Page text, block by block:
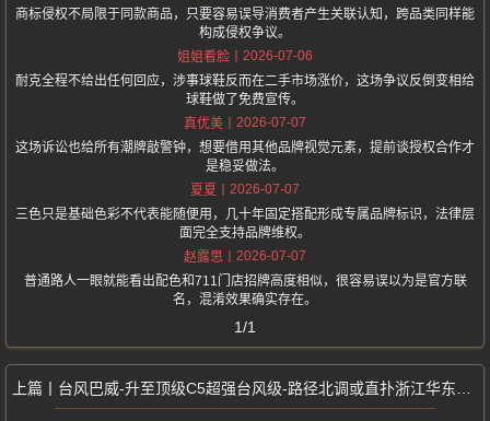
商标侵权不局限于同款商品，只要容易误导消费者产生关联认知，跨品类同样能
构成侵权争议。
姐姐看脸
2026-07-06
耐克全程不给出任何回应，涉事球鞋反而在二手市场涨价，这场争议反倒变相给
球鞋做了免费宣传。
真优美
2026-07-07
这场诉讼也给所有潮牌敲警钟，想要借用其他品牌视觉元素，提前谈授权合作才
是稳妥做法。
夏夏
2026-07-07
三色只是基础色彩不代表能随便用，几十年固定搭配形成专属品牌标识，法律层
面完全支持品牌维权。
赵露思
2026-07-07
普通路人一眼就能看出配色和711门店招牌高度相似，很容易误以为是官方联
名，混淆效果确实存在。
1/1
台风巴威-升至顶级C5超强台风级-路径北调或直扑浙江华东沿海风险拉满